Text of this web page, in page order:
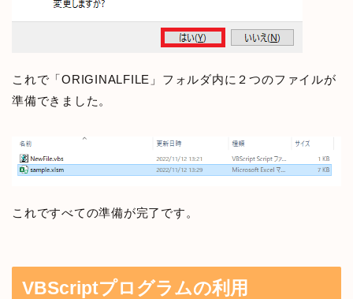
これで「ORIGINALFILE」フォルダ内に２つのファイルが
準備できました。
これですべての準備が完了です。
VBScriptプログラムの利用